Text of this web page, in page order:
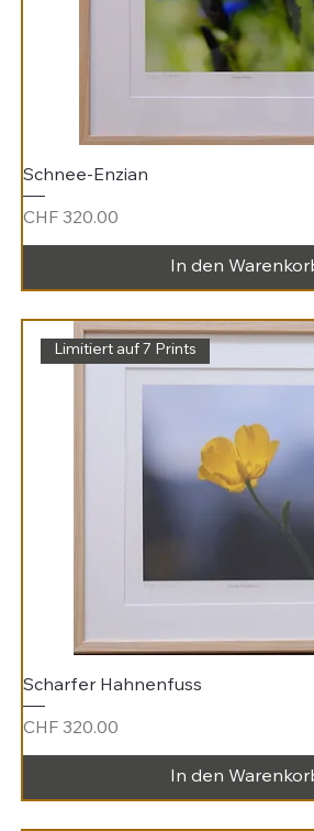
Schnee-Enzian
Preis
CHF 320.00
In den
Limitiert auf 7 Prints
Scharfer Hahnenfuss
Preis
CHF 320.00
In den